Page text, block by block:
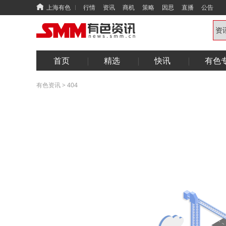
上海有色 行情 资讯 商机 策略 因思 直播 公告
首页 精选 快讯 有色
有色资讯> 404